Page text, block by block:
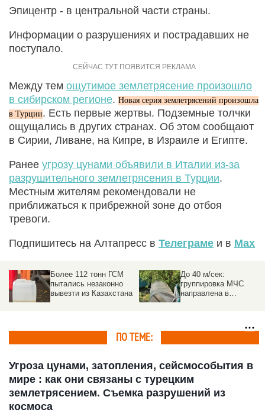
Эпицентр - в центральной части страны.
Информации о разрушениях и пострадавших не
поступало.
Между тем ощутимое землетрясение произошло
в сибирском регионе. Новая серия землетрясений произошла
в Турции. Есть первые жертвы. Подземные толчки
ощущались в других странах. Об этом сообщают
в Сирии, Ливане, на Кипре, в Израиле и Египте.
Ранее угрозу цунами объявили в Италии из-за
разрушительного землетрясения в Турции.
Местным жителям рекомендовали не
приближаться к прибрежной зоне до отбоя
тревоги.
Подпишитесь на Алтапресс в Телеграме и в Max
Более 112 тонн ГСМ
пытались незаконно
вывезти из Казахстана
До 40 м/сек:
группировка МЧС
направлена в
ПО ТЕМЕ:
Угроза цунами, затопления, сейсмособытия в
мире : как они связаны с турецким
землетрясением. Съемка разрушений из
космоса